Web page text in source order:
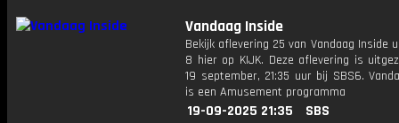
Vandaag Inside
Bekijk aflevering 25 van Vandaag Inside
8 hier op KIJK. Deze aflevering is
19 september, 21:35 uur bij SBS6.
is een Amusement programma
19-09-2025 21:35
SBS